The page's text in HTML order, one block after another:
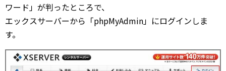
ワード」が判ったところで、
エックスサーバーから「phpMyAdmin」にログインしま
す。